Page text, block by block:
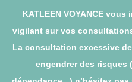
KATLEEN VOYANCE
vigilant sur vos
La consultation excessive
engendrer des risques